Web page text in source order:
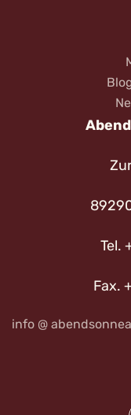
Tel.
Fax.
info @